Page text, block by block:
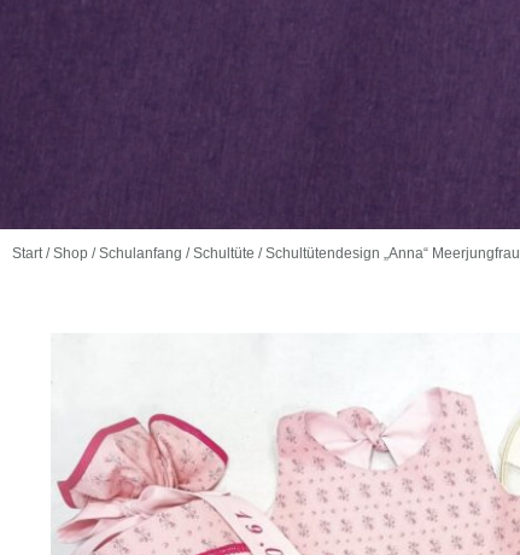
Start /Shop /Schulanfang /Schultüte / Schultütendesign „Anna“ Meerjungfrau